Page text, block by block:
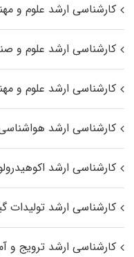
کارشناسی ارشد علوم و
کارشناسی ارشد علوم و
کارشناسی ارشد علوم و
کارشناسی ارشد
کارشناسی ارشد
کارشناسی ارشد تولیدات
کارشناسی ارشد ترویج و